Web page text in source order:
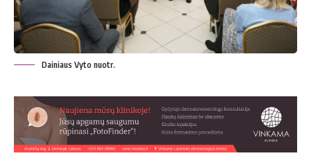
Dainiaus Vyto nuotr.